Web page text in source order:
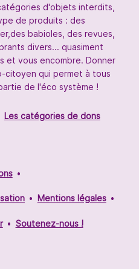
d'objets interdits,
de produits : des
babioles, des revues,
divers... quasiment
et vous encombre. Donner
citoyen qui permet à tous
de l'éco système !
Les catégories de dons
Mentions légales
Soutenez-nous !